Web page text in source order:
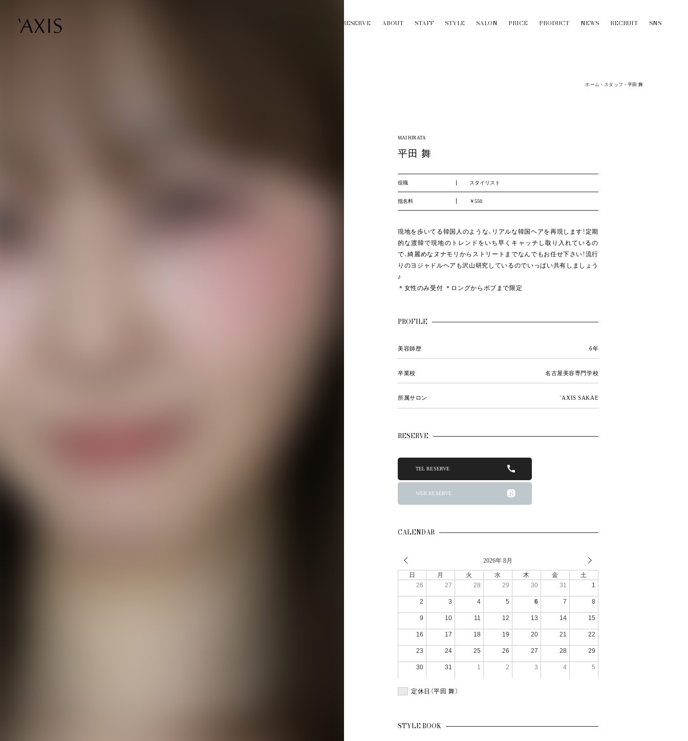
RESERVE ABOUT STAFF STYLE SALON PRICE PRODUCT NEWS RECRUIT SNS
ホーム - スタッフ - 平田 舞
MAI HIRATA
平田 舞
役職 スタイリスト
指名料 ￥550
現地を歩いてる韓国人のような、リアルな韓国ヘアを再現します！定期
的な渡韓で現地のトレンドをいち早くキャッチし取り入れているの
で、綺麗めなヌナモリからストリートまでなんでもお任せ下さい！流行
りのヨジャドルヘアも沢山研究しているのでいっぱい共有しましょう
♪
＊女性のみ受付 ＊ロングからボブまで限定
PROFILE
美容師歴 6年
卒業校 名古屋美容専門学校
所属サロン `AXIS SAKAE
RESERVE
TEL RESERVE
WEB RESERVE
CALENDAR
2026年 8月
日 月 火 水 木 金
土
26
27 28 29 30 31 1
2 3 4 5 6 7 8
9 10 11 12 13 14 15
16 17 18 19 20 21 22
23 24 25 26 27 28 29
30 31 1 2 3 4 5
定休日（平田 舞）
STYLE BOOK